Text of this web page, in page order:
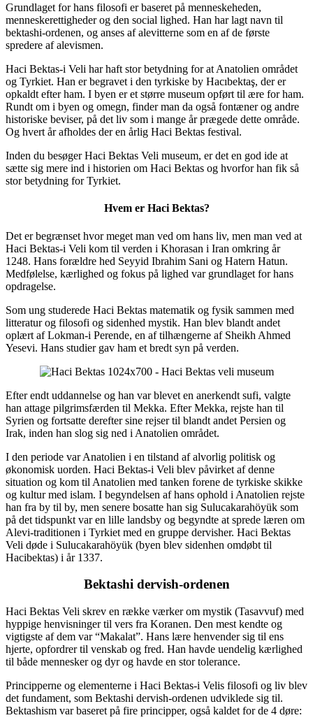
Grundlaget for hans filosofi er baseret på menneskeheden,
menneskerettigheder og den social lighed. Han har lagt navn til
bektashi-ordenen, og anses af alevitterne som en af de første
spredere af alevismen.
Haci Bektas-i Veli har haft stor betydning for at Anatolien området
og Tyrkiet. Han er begravet i den tyrkiske by Hacıbektaş, der er
opkaldt efter ham. I byen er et større museum opført til ære for ham.
Rundt om i byen og omegn, finder man da også fontæner og andre
historiske beviser, på det liv som i mange år prægede dette område.
Og hvert år afholdes der en årlig Haci Bektas festival.
Inden du besøger Haci Bektas Veli museum, er det en god ide at
sætte sig mere ind i historien om Haci Bektas og hvorfor han fik så
stor betydning for Tyrkiet.
Hvem er Haci Bektas?
Det er begrænset hvor meget man ved om hans liv, men man ved at
Haci Bektas-i Veli kom til verden i Khorasan i Iran omkring år
1248. Hans forældre hed Seyyid Ibrahim Sani og Hatern Hatun.
Medfølelse, kærlighed og fokus på lighed var grundlaget for hans
opdragelse.
Som ung studerede Haci Bektas matematik og fysik sammen med
litteratur og filosofi og sidenhed mystik. Han blev blandt andet
oplært af Lokman-i Perende, en af ​​tilhængerne af Sheikh Ahmed
Yesevi. Hans studier gav ham et bredt syn på verden.
Efter endt uddannelse og han var blevet en anerkendt sufi, valgte
han attage pilgrimsfærden til Mekka. Efter Mekka, rejste han til
Syrien og fortsatte derefter sine rejser til blandt andet Persien og
Irak, inden han slog sig ned i Anatolien området.
I den periode var Anatolien i en tilstand af alvorlig politisk og
økonomisk uorden. Haci Bektas-i Veli blev påvirket af denne
situation og kom til Anatolien med tanken forene de tyrkiske skikke
og kultur med islam. I begyndelsen af hans ophold i Anatolien rejste
han fra by til by, men senere bosatte han sig Sulucakarahöyük som
på det tidspunkt var en lille landsby og begyndte at sprede læren om
Alevi-traditionen i Tyrkiet med en gruppe dervisher. Haci Bektas
Veli døde i Sulucakarahöyük (byen blev sidenhen omdøbt til
Hacibektas) i år 1337.
Bektashi dervish-ordenen
Haci Bektas Veli skrev en række værker om mystik (Tasavvuf) med
hyppige henvisninger til vers fra Koranen. Den mest kendte og
vigtigste af dem var “Makalat”. Hans lære henvender sig til ens
hjerte, opfordrer til venskab og fred. Han havde uendelig kærlighed
til både mennesker og dyr og havde en stor tolerance.
Principperne og elementerne i Haci Bektas-i Velis filosofi og liv blev
det fundament, som Bektashi dervish-ordenen udviklede sig til.
Bektashism var baseret på fire principper, også kaldet for de 4 døre: